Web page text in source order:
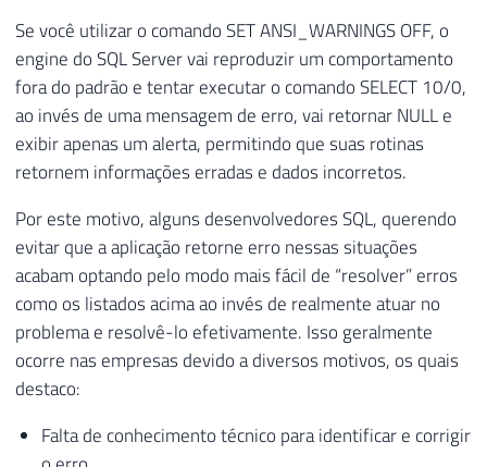
Se você utilizar o comando SET ANSI_WARNINGS OFF, o
engine do SQL Server vai reproduzir um comportamento
fora do padrão e tentar executar o comando SELECT 10/0,
ao invés de uma mensagem de erro, vai retornar NULL e
exibir apenas um alerta, permitindo que suas rotinas
retornem informações erradas e dados incorretos.
Por este motivo, alguns desenvolvedores SQL, querendo
evitar que a aplicação retorne erro nessas situações
acabam optando pelo modo mais fácil de “resolver” erros
como os listados acima ao invés de realmente atuar no
problema e resolvê-lo efetivamente. Isso geralmente
ocorre nas empresas devido a diversos motivos, os quais
destaco:
Falta de conhecimento técnico para identificar e corrigir